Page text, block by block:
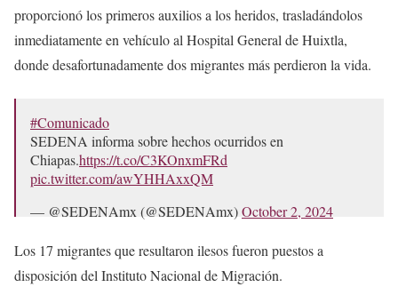
proporcionó los primeros auxilios a los heridos, trasladándolos
inmediatamente en vehículo al Hospital General de Huixtla,
donde desafortunadamente dos migrantes más perdieron la vida.
#Comunicado
SEDENA informa sobre hechos ocurridos en
Chiapas.https://t.co/C3KOnxmFRd
pic.twitter.com/awYHHAxxQM
— @SEDENAmx (@SEDENAmx)October 2, 2024
Los 17 migrantes que resultaron ilesos fueron puestos a
disposición del Instituto Nacional de Migración.